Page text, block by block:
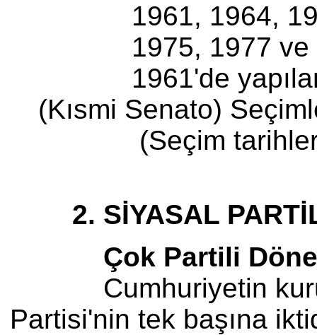
1961, 1964,
1975, 1977 ve
1961'de yapılan
(Kısmi Senato)
(Seçim tarihlerine
2. SİYASAL
Çok Partili
Cumhuriyetin
Partisi'nin tek başına